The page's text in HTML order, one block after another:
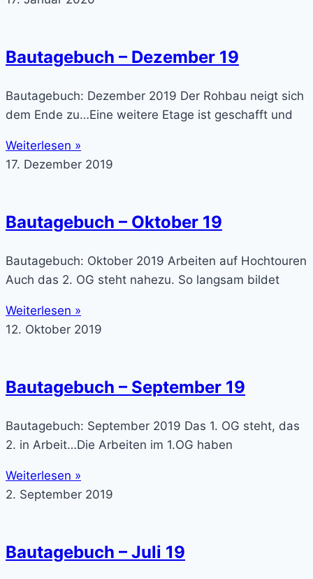
Bautagebuch – Dezember 19
Bautagebuch: Dezember 2019 Der Rohbau neigt sich
dem Ende zu…Eine weitere Etage ist geschafft und
Weiterlesen »
17. Dezember 2019
Bautagebuch – Oktober 19
Bautagebuch: Oktober 2019 Arbeiten auf Hochtouren
Auch das 2. OG steht nahezu. So langsam bildet
Weiterlesen »
12. Oktober 2019
Bautagebuch – September 19
Bautagebuch: September 2019 Das 1. OG steht, das
2. in Arbeit…Die Arbeiten im 1.OG haben
Weiterlesen »
2. September 2019
Bautagebuch – Juli 19